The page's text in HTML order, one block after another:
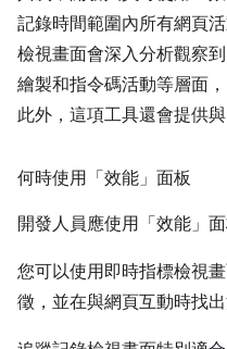
記錄時間範圍內所有網頁
檢視畫面會深入分析觀察
繪製和指令碼活動等層面
此外，這項工具還會提供
何時使用「效能」面板
開發人員應使用「效能」
您可以使用即時指標檢視
徵，並在與網頁互動時找出